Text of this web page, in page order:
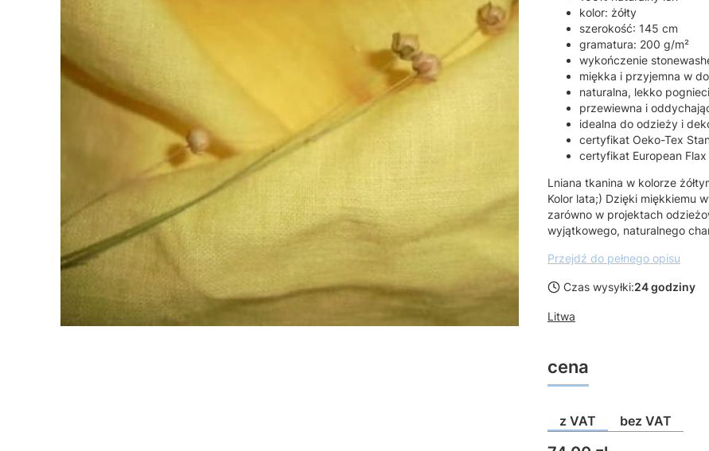
kolor: żółty
szerokość: 145 cm
gramatura: 200 g/m²
wykończenie
miękka i przyjemna w
naturalna, lekko
przewiewna i
idealna do odzieży i
certyfikat Oeko-Tex
certyfikat European
Lniana tkanina w kolorze
Kolor lata;) Dzięki miękkiemu
zarówno w projektach
wyjątkowego, naturalnego
Przejdź do pełnego opisu
Czas wysyłki:24 godziny
Litwa
cena
z VAT bez VAT